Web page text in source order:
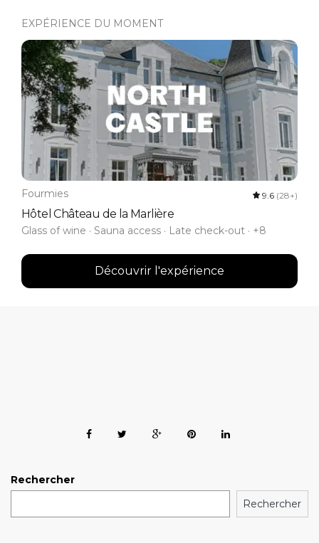
EXPÉRIENCE DU MOMENT
Fourmies 9.6 (28+)
Hôtel Château de la Marlière
Glass of wine · Sauna access · Late check-out · +8
Découvrir l'expérience
Rechercher
Rechercher